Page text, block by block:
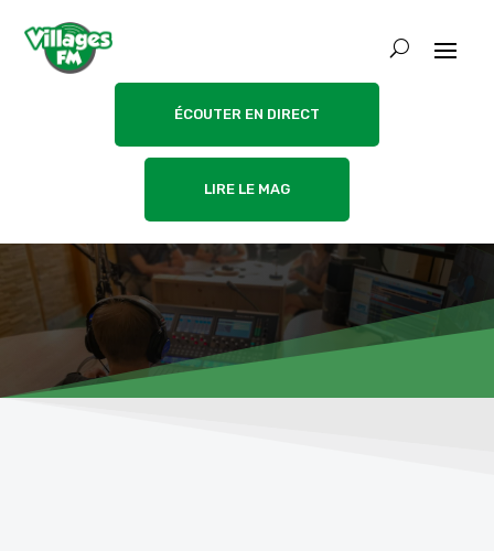
ÉCOUTER EN DIRECT
LIRE LE MAG